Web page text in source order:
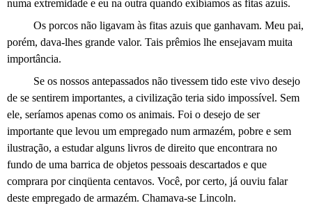
numa extremidade e eu na outra quando exibíamos as fitas azuis.
Os porcos não ligavam às fitas azuis que ganhavam. Meu pai,
porém, dava-lhes grande valor. Tais prêmios lhe ensejavam muita
importância.
Se os nossos antepassados não tivessem tido este vivo desejo
de se sentirem importantes, a civilização teria sido impossível. Sem
ele, seríamos apenas como os animais. Foi o desejo de ser
importante que levou um empregado num armazém, pobre e sem
ilustração, a estudar alguns livros de direito que encontrara no
fundo de uma barrica de objetos pessoais descartados e que
comprara por cinqüenta centavos. Você, por certo, já ouviu falar
deste empregado de armazém. Chamava-se Lincoln.